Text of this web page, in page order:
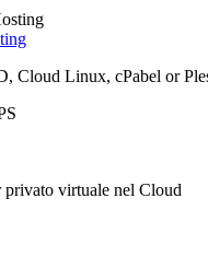
Cloud Linux, cPabel or
privato virtuale nel Cloud